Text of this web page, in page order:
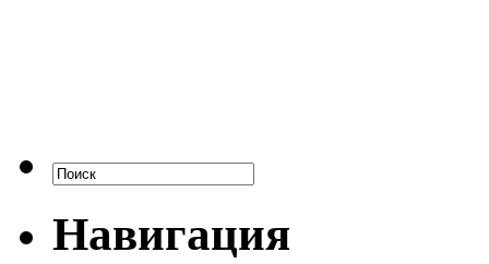
Навигация